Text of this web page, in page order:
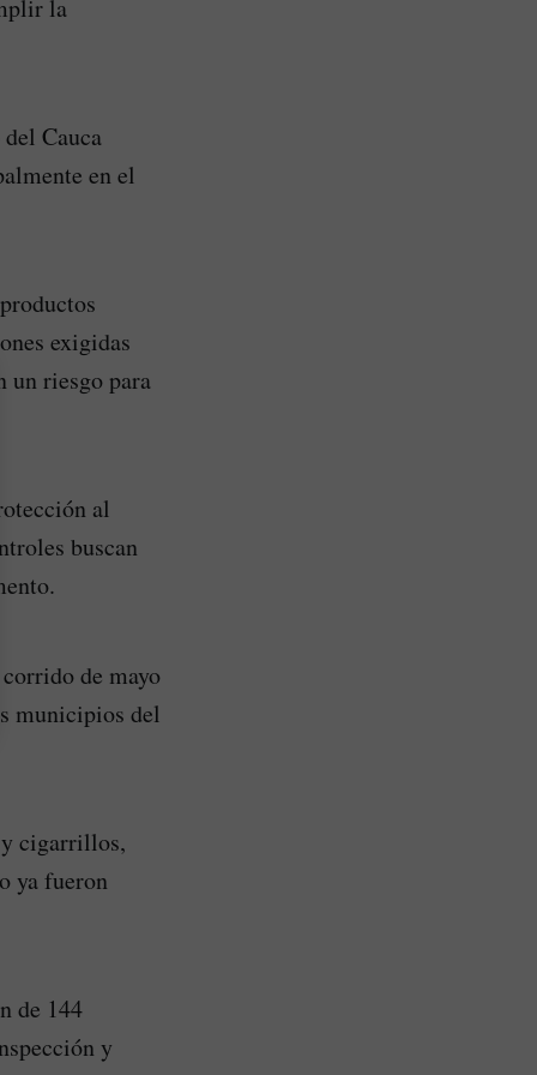
la
Cauca
en el
exigidas
un riesgo para
al
buscan
de mayo
municipios del
y cigarrillos,
ya fueron
de 144
y